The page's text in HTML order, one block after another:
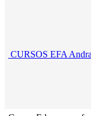
CURSOS EFA